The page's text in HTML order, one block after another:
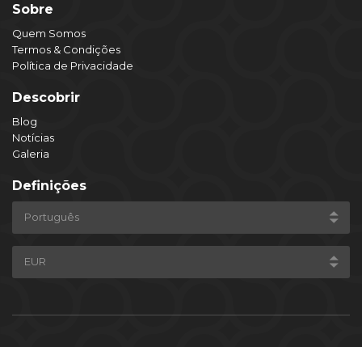
Sobre
Quem Somos
Termos & Condições
Política de Privacidade
Descobrir
Blog
Notícias
Galeria
Definições